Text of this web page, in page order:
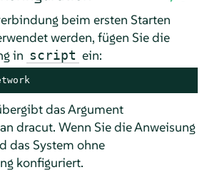
beim ersten Starten
werden, fügen Sie die
in script ein:
das Argument
an dracut. Wenn Sie die Anweisung
das System ohne
konfiguriert.